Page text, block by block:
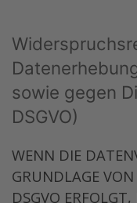
sowie gegen
DSGVO)
WENN DIE
GRUNDLAGE
DSGVO